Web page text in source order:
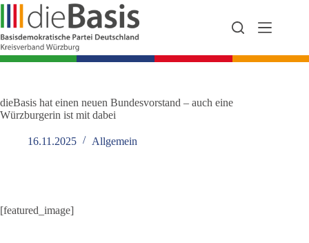
Zum
springen
dieBasis hat einen neuen Bundesvorstand – auch eine
Würzburgerin ist mit dabei
16.11.2025 Allgemein
[featured_image]